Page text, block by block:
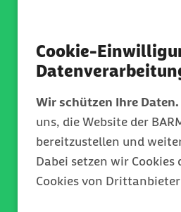
Cookie-
Wir schützen Ihre Daten.
uns, die Website der
bereitzustellen und
Dabei setzen wir Cookies
Cookies von
Hirntumors.
der Nähe des
befindet, kann ein
Patient sein
verliert. Ist er
des Eingriffs bei
kann das OP-
entsprechende